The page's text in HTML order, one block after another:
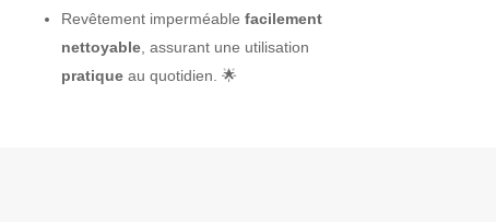
Revêtement imperméable facilement
nettoyable, assurant une utilisation
pratiqueau quotidien. 🌟